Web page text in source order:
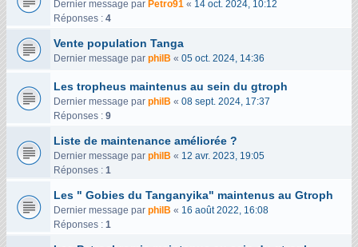
Dernier message par Petro91 « 14 oct. 2024, 10:12
Réponses : 4
Vente population Tanga
Dernier message par philB « 05 oct. 2024, 14:36
Les tropheus maintenus au sein du gtroph
Dernier message par philB « 08 sept. 2024, 17:37
Réponses : 9
Liste de maintenance améliorée ?
Dernier message par philB « 12 avr. 2023, 19:05
Réponses : 1
Les " Gobies du Tanganyika" maintenus au Gtroph
Dernier message par philB « 16 août 2022, 16:08
Réponses : 1